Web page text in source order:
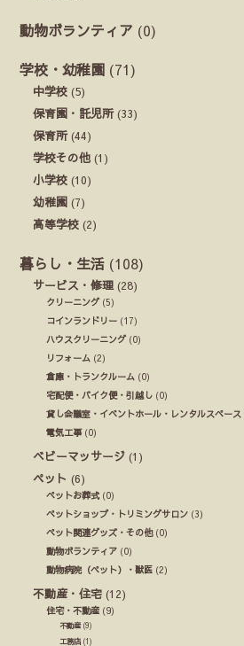
動物ボランティア (0)
学校・幼稚園 (71)
中学校 (5)
保育園・託児所(33)
保育所(44)
学校その他 (1)
小学校 (10)
幼稚園 (7)
高等学校 (2)
暮らし・生活 (108)
サービス・修理 (28)
クリーニング(5)
コインランドリー (17)
ハウスクリーニング(0)
リフォーム (2)
倉庫・トランクルーム (0)
宅配便・バイク便・引越し (0)
貸し会議室・イベントホール・レンタルスペース
電気工事(0)
ベビーマッサージ (1)
ペット (6)
ペットお葬式(0)
ペットショップ・トリミングサロン (3)
ペット関連グッズ・その他(0)
動物ボランティア (0)
動物病院（ペット）・獣医 (2)
不動産・住宅 (12)
住宅・不動産 (9)
不動産 (9)
工務店 (1)